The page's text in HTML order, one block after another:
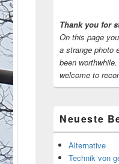
Thank you for
On this page
a strange photo
been worthwhile.
welcome to
Neueste
Alternative
Technik von